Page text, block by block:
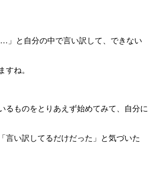
」と自分の中で言い訳して、できない
すね。
ものをとりあえず始めてみて、自分に
言い訳してるだけだった」と気づいた